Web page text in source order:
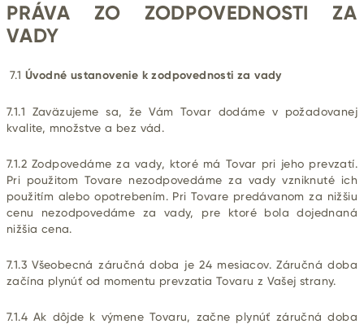
PRÁVA ZO ZODPOVEDNOSTI ZA
VADY
7.1 Úvodné ustanovenie k zodpovednosti za vady
7.1.1 Zaväzujeme sa, že Vám Tovar dodáme v požadovanej
kvalite, množstve a bez vád.
7.1.2 Zodpovedáme za vady, ktoré má Tovar pri jeho prevzatí.
Pri použitom Tovare nezodpovedáme za vady vzniknuté ich
použitím alebo opotrebením. Pri Tovare predávanom za nižšiu
cenu nezodpovedáme za vady, pre ktoré bola dojednaná
nižšia cena.
7.1.3 Všeobecná záručná doba je 24 mesiacov. Záručná doba
začína plynúť od momentu prevzatia Tovaru z Vašej strany.
7.1.4 Ak dôjde k výmene Tovaru, začne plynúť záručná doba